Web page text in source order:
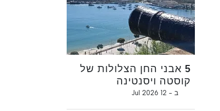
5 אבני החן הצלולות של
קוסטה ויסנטינה
ב - 12 Jul 2026